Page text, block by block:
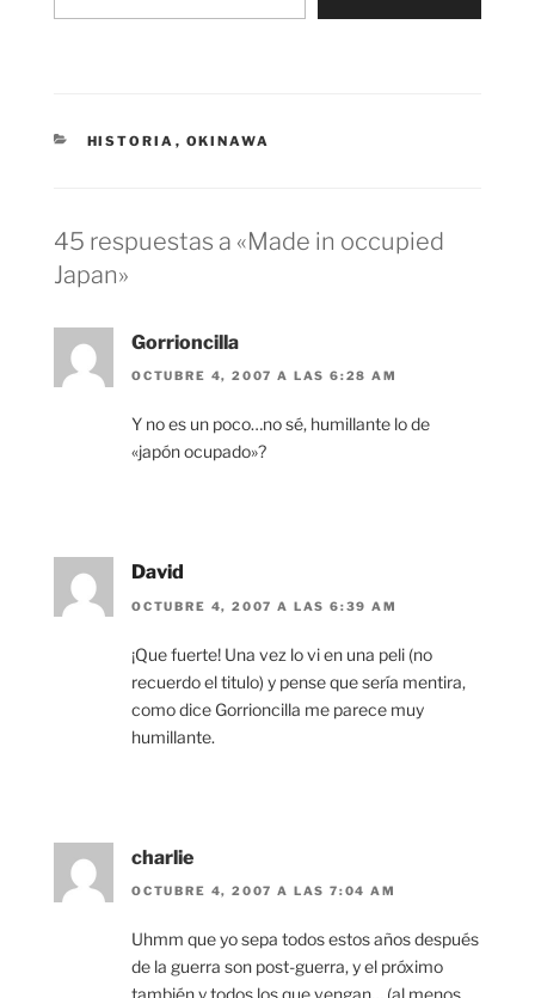
CATEGORÍAS
HISTORIA , OKINAWA
45 respuestas a «Made in occupied
Japan»
Gorrioncilla
OCTUBRE 4, 2007 A LAS 6:28 AM
Y no es un poco…no sé, humillante lo de
«japón ocupado»?
David
OCTUBRE 4, 2007 A LAS 6:39 AM
¡Que fuerte! Una vez lo vi en una peli (no
recuerdo el titulo) y pense que sería mentira,
como dice Gorrioncilla me parece muy
humillante.
charlie
OCTUBRE 4, 2007 A LAS 7:04 AM
Uhmm que yo sepa todos estos años después
de la guerra son post-guerra, y el próximo
también y todos los que vengan… (al menos